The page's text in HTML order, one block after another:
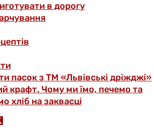
в дорогу
пасок з ТМ «Львівські дріжджі»
крафт. Чому ми їмо, печемо та
хліб на заквасці